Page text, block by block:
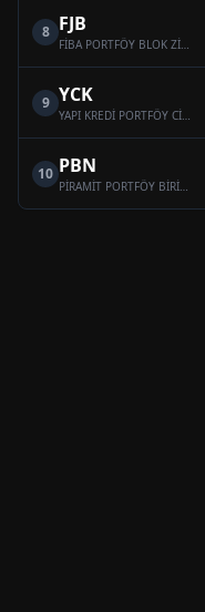
8 FJB
FİBA PORTFÖY BLOK ZİNCİRİ TEKNOLOJİLERİ SERBEST FON
9 YCK
YAPI KREDİ PORTFÖY CİHANGİR SERBEST FON
10 PBN
PİRAMİT PORTFÖY BİRİNCİ HİSSE SENEDİ SERBEST FON (HİSSE SENEDİ YOĞUN FON)